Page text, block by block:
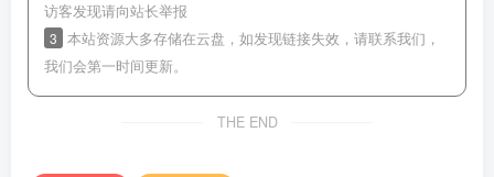
访客发现请向站长举报
3 本站资源大多存储在云盘，如发现链接失效，请联系我们，
我们会第一时间更新。
THE END